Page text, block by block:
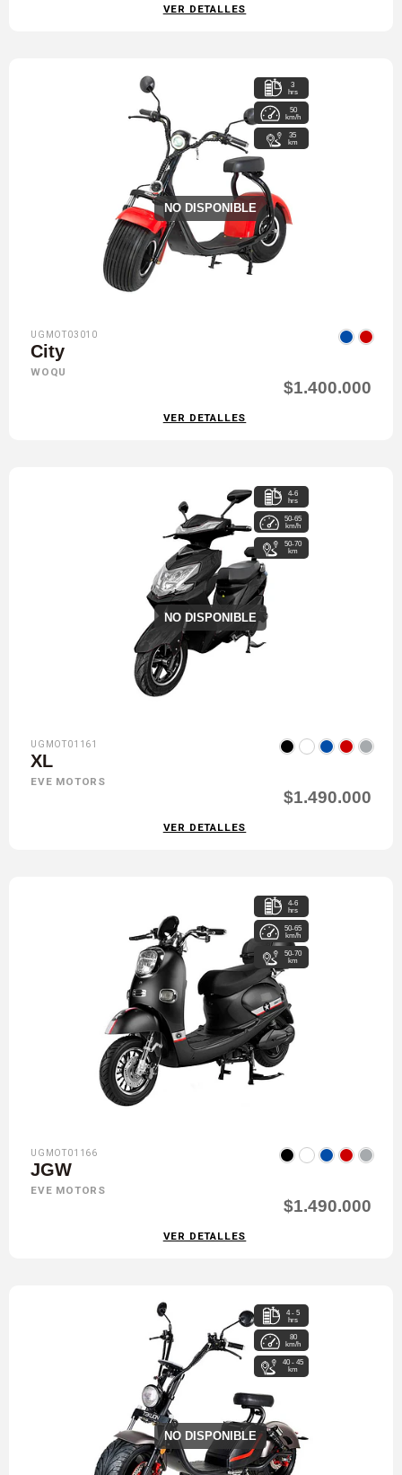
VER DETALLES
NO DISPONIBLE
3
hrs
50
km/h
35
km
UGMOT03010
City
WOQU
$1.400.000
VER DETALLES
NO DISPONIBLE
4-6
hrs
50-65
km/h
50-70
km
UGMOT01161
XL
EVE MOTORS
$1.490.000
VER DETALLES
4-6
hrs
50-65
km/h
50-70
km
UGMOT01166
JGW
EVE MOTORS
$1.490.000
VER DETALLES
NO DISPONIBLE
4 - 5
hrs
80
km/h
40 - 45
km